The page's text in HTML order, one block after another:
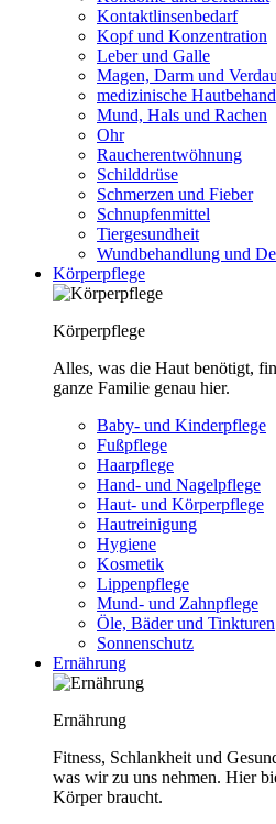
Kontaktlinsenbedarf
Kopf und Konzentration
Leber und Galle
Magen, Darm und
medizinische
Mund, Hals und Rachen
Ohr
Raucherentwöhnung
Schilddrüse
Schmerzen und Fieber
Schnupfenmittel
Tiergesundheit
Wundbehandlung und
Körperpflege
Körperpflege
Alles, was die Haut benötigt,
ganze Familie genau hier.
Baby- und Kinderpflege
Fußpflege
Haarpflege
Hand- und Nagelpflege
Haut- und Körperpflege
Hautreinigung
Hygiene
Kosmetik
Lippenpflege
Mund- und Zahnpflege
Öle, Bäder und Tinkturen
Sonnenschutz
Ernährung
Ernährung
Fitness, Schlankheit und
was wir zu uns nehmen. Hier
Körper braucht.